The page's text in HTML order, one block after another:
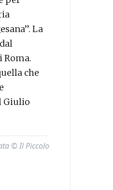
La
Roma.
che
Giulio
© Il Piccolo